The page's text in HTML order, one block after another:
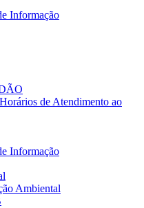
Informação
de Atendimento ao
Informação
Ambiental